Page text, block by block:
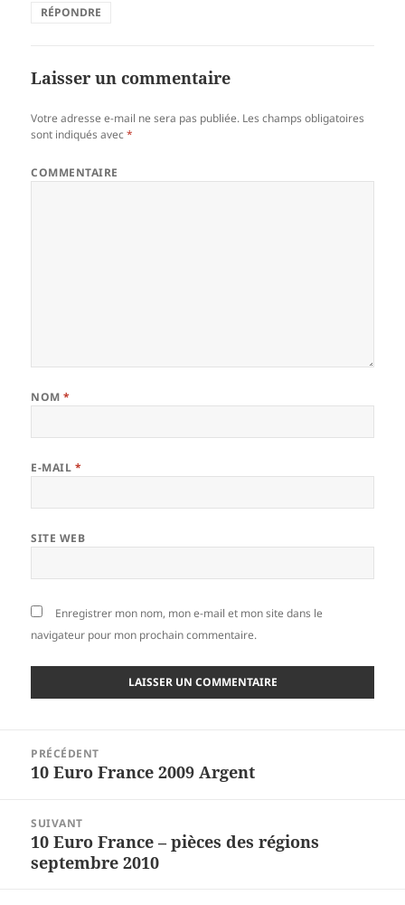
RÉPONDRE
Laisser un commentaire
Votre adresse e-mail ne sera pas publiée. Les champs obligatoires
sont indiqués avec*
COMMENTAIRE
NOM*
E-MAIL *
SITE WEB
Enregistrer mon nom, mon e-mail et mon site dans le
navigateur pour mon prochain commentaire.
PRÉCÉDENT
Article
10 Euro France 2009 Argent
SUIVANT
Article
suivant :
10 Euro France – pièces des régions
septembre 2010